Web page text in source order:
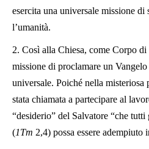
esercita una universale missione di
l’umanità.
2. Così alla Chiesa, come Corpo
missione di proclamare un
universale. Poiché nella
stata chiamata a partecipare al
“desiderio” del Salvatore “che
(1Tm 2,4) possa essere adempiuto